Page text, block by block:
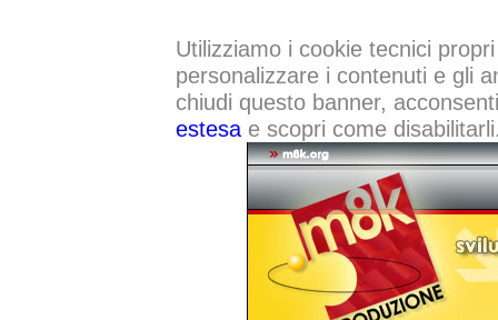
Utilizziamo i cookie tecnici
personalizzare i contenuti e gli
chiudi questo banner,
estesae scopri come